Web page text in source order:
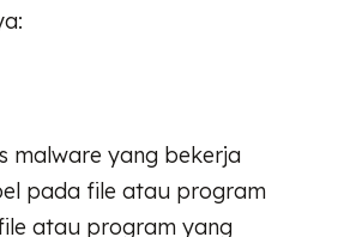
malware yang bekerja
pada file atau program
atau program yang